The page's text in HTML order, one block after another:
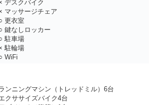
デスクバイク
マッサージチェア
更衣室
鍵なしロッカー
駐車場
駐輪場
WiFi
ンニングマシン（トレッドミル）6台
クササイズバイク4台